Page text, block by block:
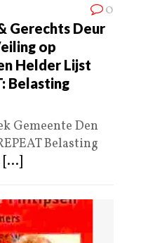
0
Gerechts Deur
op
Helder Lijst
Belasting
Gemeente Den
Belasting
[...]